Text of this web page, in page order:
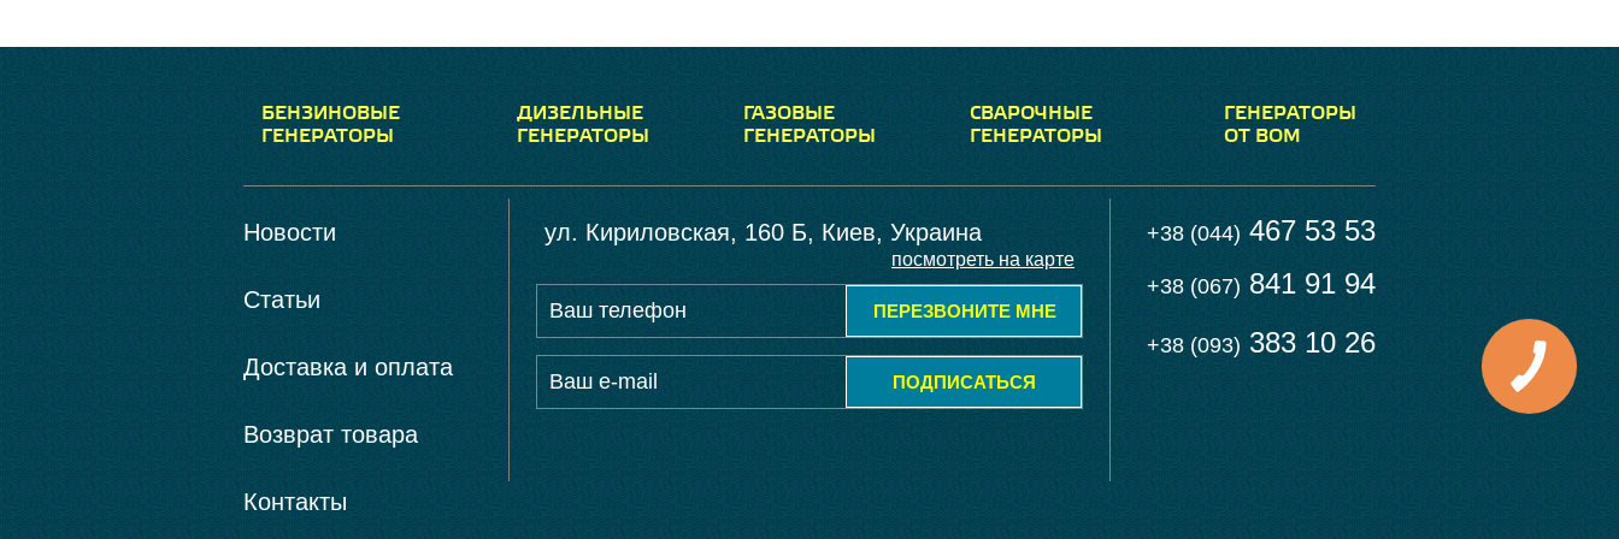
БЕНЗИНОВЫЕ
ГЕНЕРАТОРЫ
ДИЗЕЛЬНЫЕ
ГЕНЕРАТОРЫ
ГАЗОВЫЕ
ГЕНЕРАТОРЫ
СВАРОЧНЫЕ
ГЕНЕРАТОРЫ
ГЕНЕРАТОРЫ
ОТ ВОМ
Новости
Статьи
Доставка и оплата
Возврат товара
Контакты
ул. Кириловская, 160 Б, Киев, Украина
посмотреть на карте
ПЕРЕЗВОНИТЕ МНЕ
ПОДПИСАТЬСЯ
+38 (044) 467 53 53
+38 (067) 841 91 94
+38 (093) 383 10 26